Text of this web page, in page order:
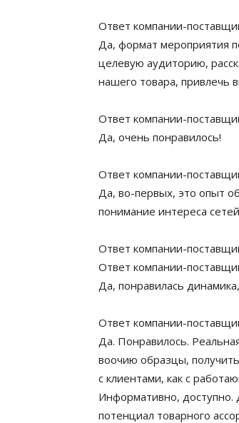
Ответ компании-
Да, формат мероприятия
целевую аудиторию,
нашего товара, привлечь
Ответ компании-
Да, очень понравилось!
Ответ компании-
Да, во-первых, это опыт
понимание интереса
Ответ компании-
Ответ компании-
Да, понравилась
Ответ компании-
Да. Понравилось.
воочию образцы,
с клиентами, как с
Информативно, доступно.
потенциал товарного